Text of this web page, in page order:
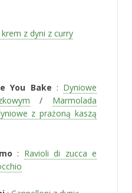
z dyni z curry
You Bake : Dyniowe
/ Marmolada
z prażoną kaszą
: Ravioli di zucca e